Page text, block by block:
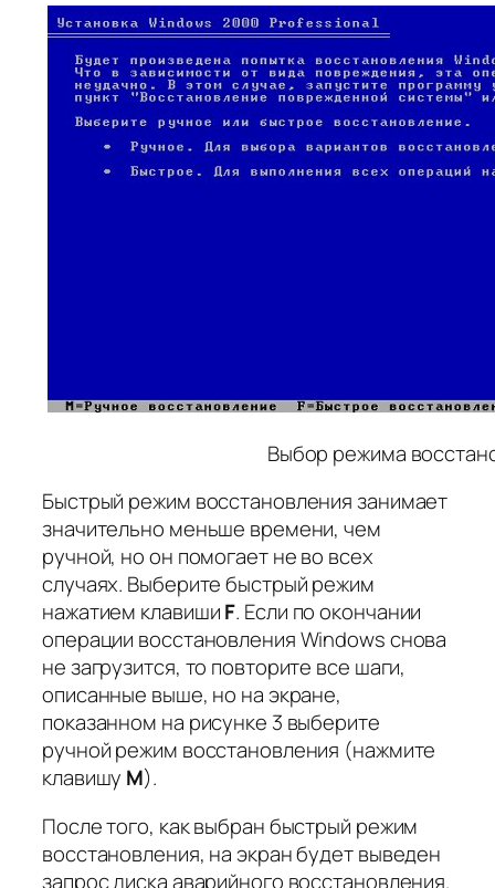
Выбор режима
Быстрый режим восстановления занимает
значительно меньше времени, чем
ручной, но он помогает не во всех
случаях. Выберите быстрый режим
нажатием клавишиF. Если по окончании
операции восстановления Windows снова
не загрузится, то повторите все шаги,
описанные выше, но на экране,
показанном на рисунке 3 выберите
ручной режим восстановления (нажмите
клавишу M).
После того, как выбран быстрый режим
восстановления, на экран будет выведен
запрос диска аварийного восстановления.